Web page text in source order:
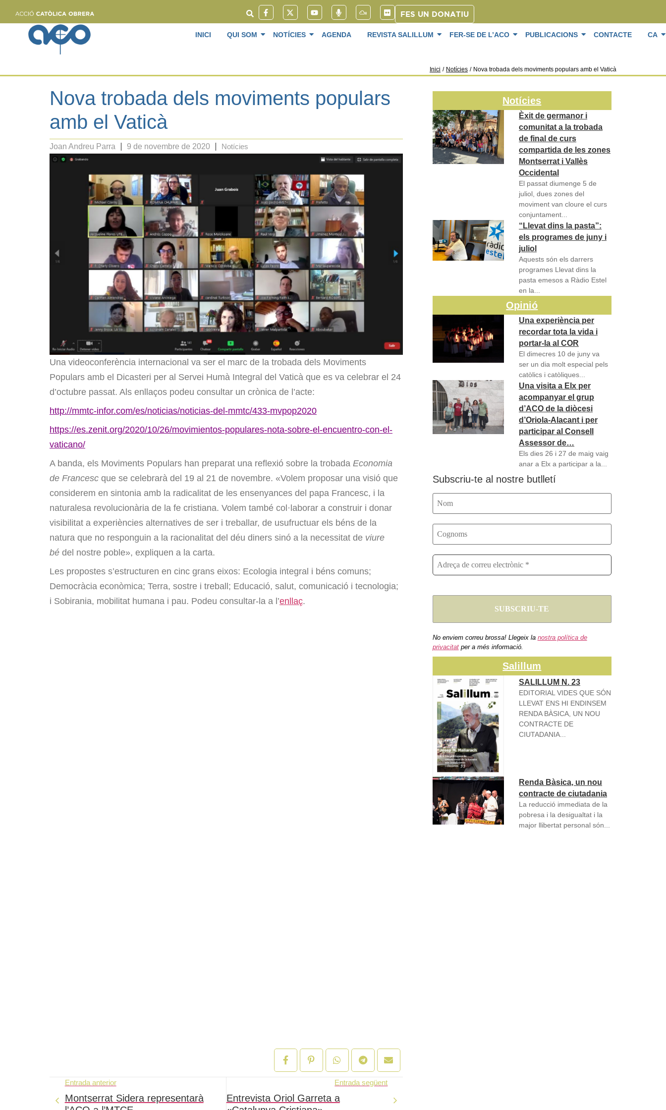
FES UN DONATIU
INICI QUI SOM NOTÍCIES AGENDA REVISTA SALILLUM FER-SE DE L’ACO PUBLICACIONS CONTACTE CA
Inici / Notícies / Nova trobada dels moviments populars amb el Vaticà
Nova trobada dels moviments populars
amb el Vaticà
Joan Andreu Parra 9 de novembre de 2020 Notícies
Una videoconferència internacional va ser el marc de la trobada dels Moviments
Populars amb el Dicasteri per al Servei Humà Integral del Vaticà que es va celebrar el 24
d’octubre passat. Als enllaços podeu consultar un crònica de l’acte:
http://mmtc-infor.com/es/noticias/noticias-del-mmtc/433-mvpop2020
https://es.zenit.org/2020/10/26/movimientos-populares-nota-sobre-el-encuentro-con-el-
vaticano/
A banda, els Moviments Populars han preparat una reflexió sobre la trobada Economia
de Francesc que se celebrarà del 19 al 21 de novembre. «Volem proposar una visió que
considerem en sintonia amb la radicalitat de les ensenyances del papa Francesc, i la
naturalesa revolucionària de la fe cristiana. Volem també col·laborar a construir i donar
visibilitat a experiències alternatives de ser i treballar, de usufructuar els béns de la
natura que no responguin a la racionalitat del déu diners sinó a la necessitat de viure
bé del nostre poble», expliquen a la carta.
Les propostes s’estructuren en cinc grans eixos: Ecologia integral i béns comuns;
Democràcia econòmica; Terra, sostre i treball; Educació, salut, comunicació i tecnologia;
i Sobirania, mobilitat humana i pau. Podeu consultar-la a l’enllaç.
Entrada anterior
Montserrat Sidera representarà
Entrada següent
Entrevista Oriol Garreta a
Notícies
Èxit de germanor i
comunitat a la trobada
de final de curs
compartida de les zones
Montserrat i Vallès
Occidental
El passat diumenge 5 de
juliol, dues zones del
moviment van cloure el curs
conjuntament...
“Llevat dins la pasta”:
els programes de juny i
juliol
Aquests són els darrers
programes Llevat dins la
pasta emesos a Ràdio Estel
en la...
Opinió
Una experiència per
recordar tota la vida i
portar-la al COR
El dimecres 10 de juny va
ser un dia molt especial pels
catòlics i catòliques...
Una visita a Elx per
acompanyar el grup
d’ACO de la diòcesi
d’Oriola-Alacant i per
participar al Consell
Assessor de…
Els dies 26 i 27 de maig vaig
anar a Elx a participar a la...
Subscriu-te al nostre butlletí
No enviem correu brossa! Llegeix la nostra política de
privacitatper a més informació.
Salillum
SALILLUM N. 23
EDITORIAL VIDES QUE SÓN
LLEVAT ENS HI ENDINSEM
RENDA BÀSICA, UN NOU
CONTRACTE DE
CIUTADANIA...
Renda Bàsica, un nou
contracte de ciutadania
La reducció immediata de la
pobresa i la desigualtat i la
major llibertat personal són...